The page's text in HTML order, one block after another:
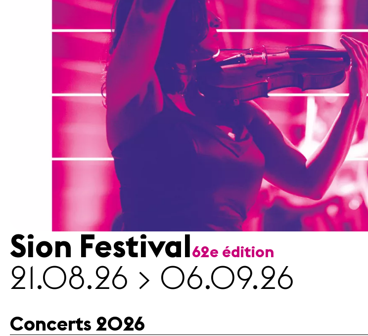
Revue
de
A propos
Mentions
Sion Festival 62e édition
21.08.26 > 06.09.26
Concerts 2026